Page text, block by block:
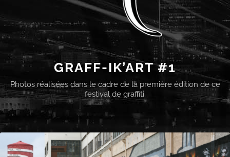
GRAFF-IK’ART #1
Photos réalisées dans le cadre de la première édition de ce
festival de graffiti.